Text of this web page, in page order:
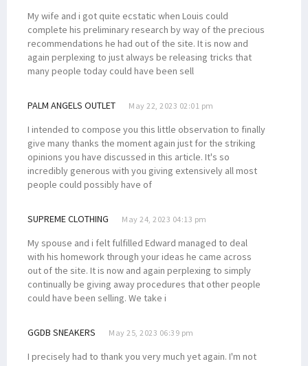
My wife and i got quite ecstatic when Louis could
complete his preliminary research by way of the precious
recommendations he had out of the site. It is now and
again perplexing to just always be releasing tricks that
many people today could have been sell
PALM ANGELS OUTLET May 22, 2023 02:01 pm
I intended to compose you this little observation to finally
give many thanks the moment again just for the striking
opinions you have discussed in this article. It's so
incredibly generous with you giving extensively all most
people could possibly have of
SUPREME CLOTHING May 24, 2023 04:13 pm
My spouse and i felt fulfilled Edward managed to deal
with his homework through your ideas he came across
out of the site. It is now and again perplexing to simply
continually be giving away procedures that other people
could have been selling. We take i
GGDB SNEAKERS May 25, 2023 06:39 pm
I precisely had to thank you very much yet again. I'm not